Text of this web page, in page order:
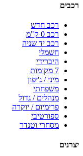
רכבים
רכב חדש
רכב 0 ק"מ
רכב יד שניה
חשמלי
היברידי
7 מקומות
מיני / ג'יפון
משפחתי
מנהלים / גדול
פרימיום / יוקרה
ספורטיבי
מסחרי וטנדר
יצרנים